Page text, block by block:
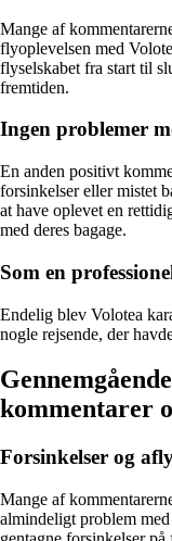
Mange af
flyoplevelsen med
flyselskabet fra start til
fremtiden.
Ingen problemer
En anden positivt
forsinkelser eller mistet
at have oplevet en
med deres bagage.
Som en
Endelig blev Volotea
nogle rejsende, der
kommentarer
Forsinkelser og
Mange af
almindeligt problem